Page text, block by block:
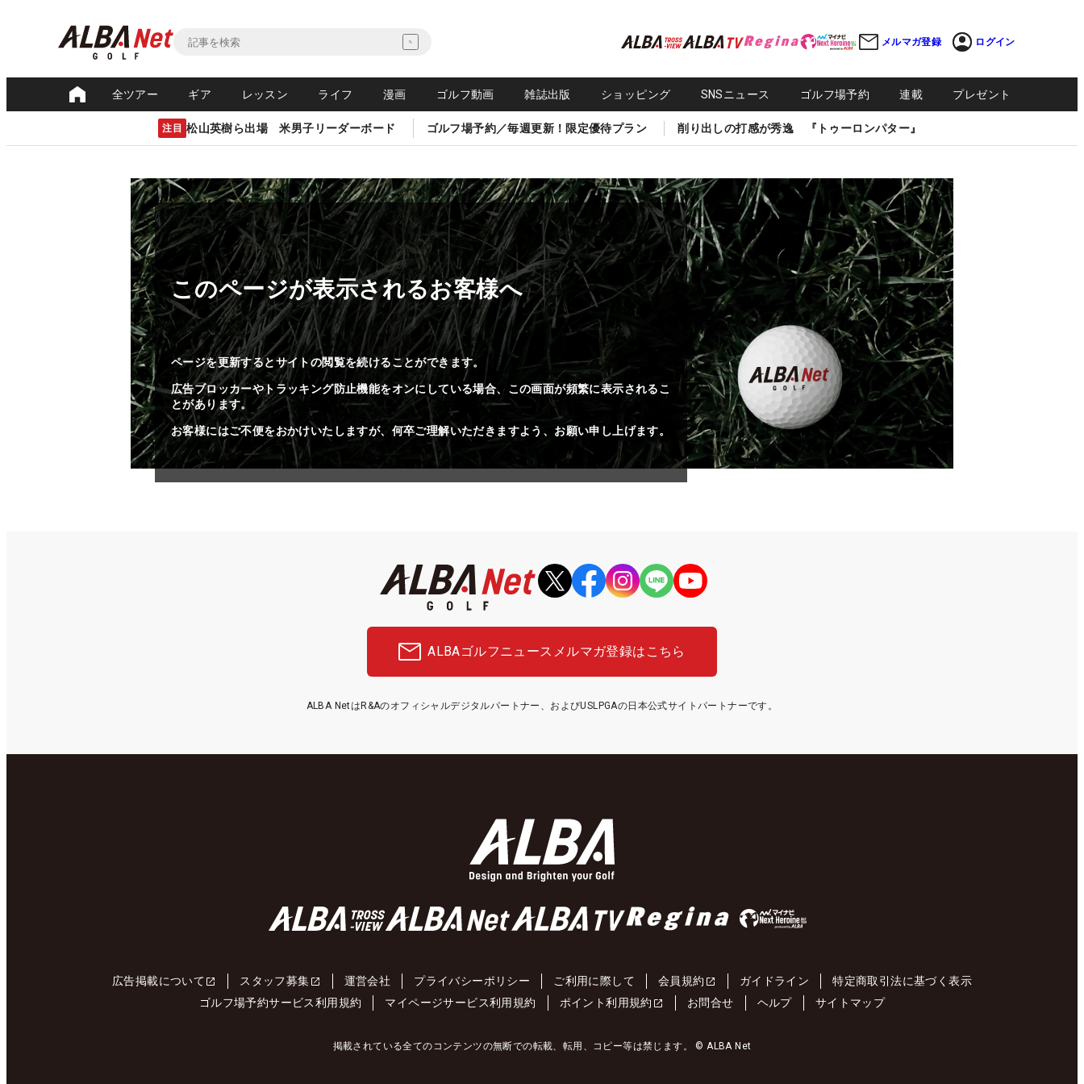
メルマガ登録 ログイン
全ツアー ギア レッスン ライフ 漫画 ゴルフ動画 雑誌出版 ショッピング SNSニュース ゴルフ場予約 連載 プレゼント
注目 松山英樹ら出場 米男子リーダーボード ゴルフ場予約／毎週更新！限定優待プラン 削り出しの打感が秀逸 『トゥーロンパター』
このページが表示されるお客様へ
ページを更新するとサイトの閲覧を続けることができます。
広告ブロッカーやトラッキング防止機能をオンにしている場合、この画面が頻繁に表示されるこ
とがあります。
お客様にはご不便をおかけいたしますが、何卒ご理解いただきますよう、お願い申し上げます。
ALBAゴルフニュース メルマガ登録はこちら
ALBA NetはR&Aのオフィシャルデジタルパートナー、およびUSLPGAの日本公式サイトパートナーです。
広告掲載について スタッフ募集 運営会社 プライバシーポリシー ご利用に際して 会員規約 ガイドライン
特定商取引法に基づく表示
ゴルフ場予約サービス利用規約
マイページサービス利用規約 ポイント利用規約 お問合せ ヘルプ サイトマップ
掲載されている全てのコンテンツの無断での転載、転用、コピー等は禁じます。 © ALBA Net